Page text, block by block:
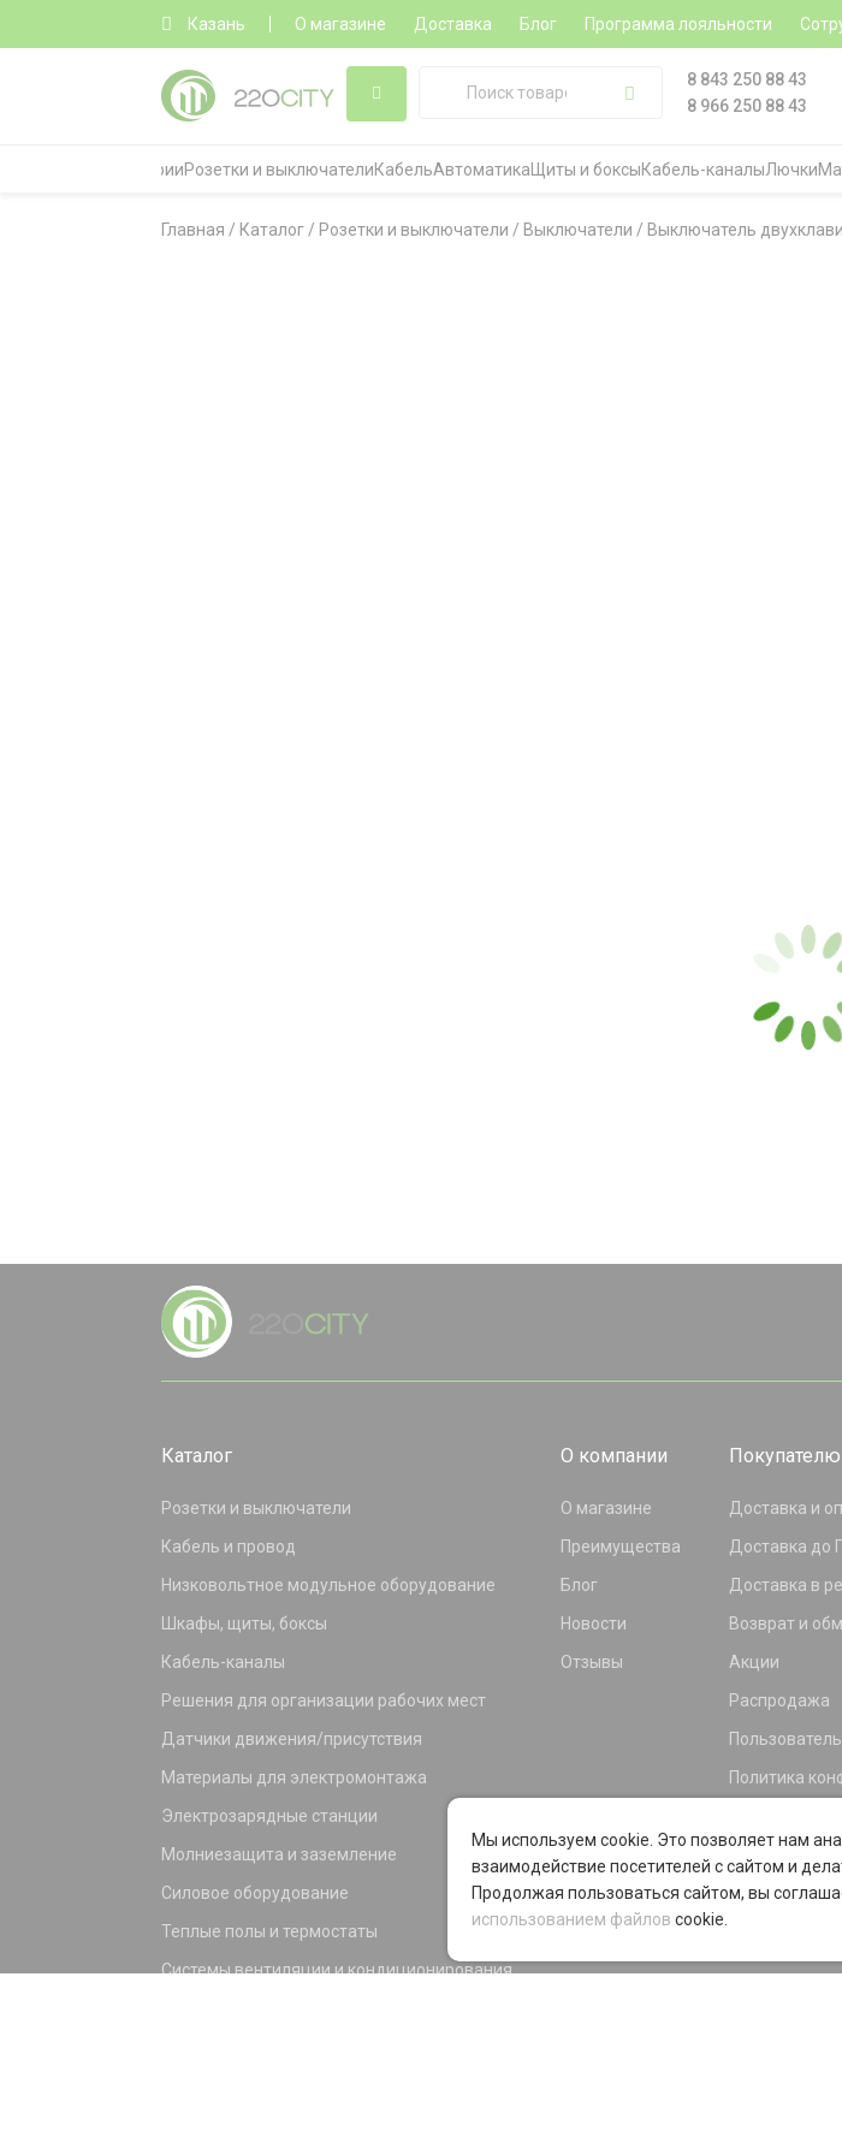
Казань О магазине Доставка Блог Программа лояльности
8 843 250 88 43
8 966 250 88 43
Все категорииРозетки и выключателиКабельАвтоматика Щиты и боксыКабель-каналыЛючки
Главная / Каталог / Розетки и выключатели / Выключатели / Выключатель
Каталог
Розетки и выключатели
Кабель и провод
Низковольтное модульное оборудование
Шкафы, щиты, боксы
Кабель-каналы
Решения для организации рабочих мест
Датчики движения/присутствия
Материалы для электромонтажа
Электрозарядные станции
Молниезащита и заземление
Силовое оборудование
Теплые полы и термостаты
Системы вентиляции и кондиционирования
О компании
О магазине
Преимущества
Блог
Новости
Отзывы
Покупателю
Доставка и
Доставка до
Доставка в
Возврат и
Акции
Распродажа
Политика
Программа
Мы используем cookie. Это позволяет нам
взаимодействие посетителей с сайтом и
Продолжая пользоваться сайтом, вы
использованием файлов cookie.